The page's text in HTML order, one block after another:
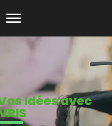
Idées avec